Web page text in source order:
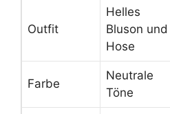
Outfit
Helles
Bluson und
Hose
Farbe
Neutrale
Töne